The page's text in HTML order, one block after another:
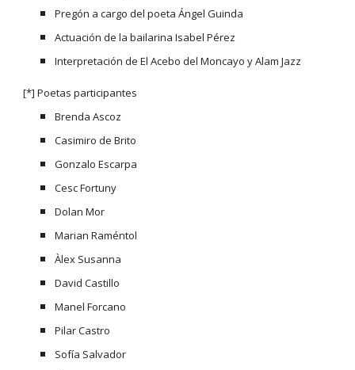
Pregón a cargo del poeta Ángel Guinda
Actuación de la bailarina Isabel Pérez
Interpretación de El Acebo del Moncayo y Alam Jazz
[*] Poetas participantes
Brenda Ascoz
Casimiro de Brito
Gonzalo Escarpa
Cesc Fortuny
Dolan Mor
Marian Raméntol
Àlex Susanna
David Castillo
Manel Forcano
Pilar Castro
Sofía Salvador